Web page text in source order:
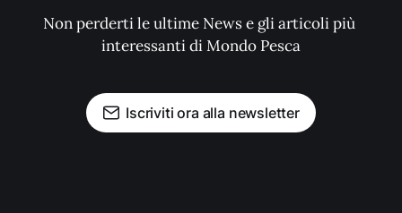
Non perderti le ultime News e gli articoli più
interessanti di Mondo Pesca
Iscriviti ora alla newsletter